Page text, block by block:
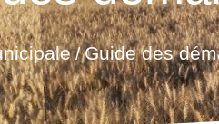
/Guide des